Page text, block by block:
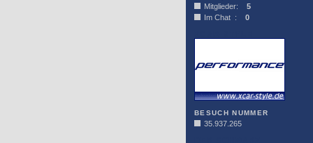
Mitglieder: 5
Im Chat : 0
BESUCH NUMMER
35.937.265